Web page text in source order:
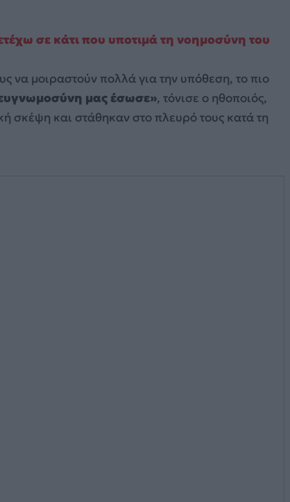
σε κάτι που υποτιμά τη νοημοσύνη του
να μοιραστούν πολλά για την υπόθεση, το πιο
μας έσωσε», τόνισε ο ηθοποιός,
σκέψη και στάθηκαν στο πλευρό τους κατά τη